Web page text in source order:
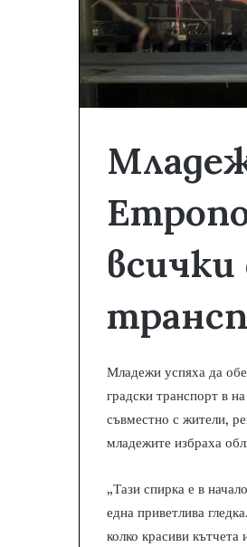
всички
Младежи успяха да
градски транспорт в
съвместно с жители,
младежите избраха
„Тази спирка е в
една приветлива
колко красиви